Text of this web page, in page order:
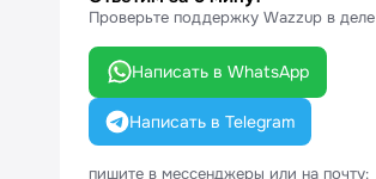
Проверьте поддержку Wazzup в деле
Написать в WhatsApp
Написать в Telegram
пишите в мессенджеры или на почту: